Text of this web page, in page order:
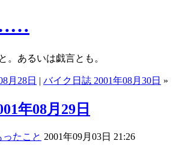
。あるいは戯言とも。
月28日 | バイク日誌 2001年08月30日 »
年08月29日
たこと 2001年09月03日 21:26